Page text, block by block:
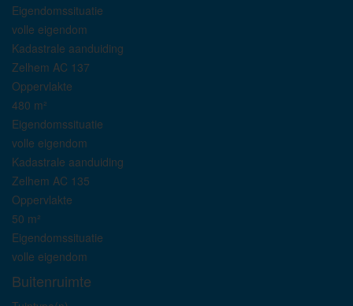
Eigendomssituatie
volle eigendom
Kadastrale aanduiding
Zelhem AC 137
Oppervlakte
480 m²
Eigendomssituatie
volle eigendom
Kadastrale aanduiding
Zelhem AC 135
Oppervlakte
50 m²
Eigendomssituatie
volle eigendom
Buitenruimte